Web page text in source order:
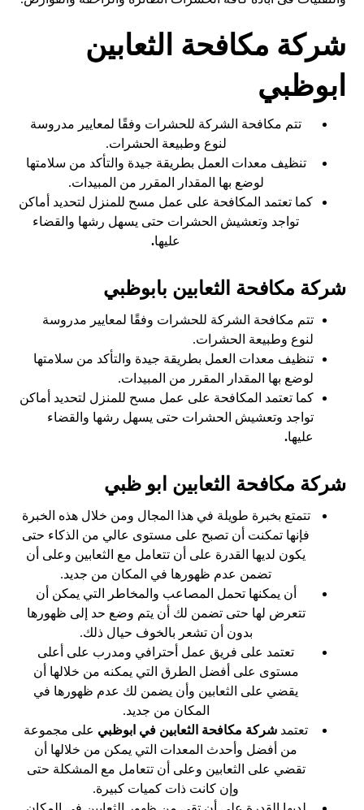
شركة مكافحة الثعابين
ابوظبي
تتم مكافحة الشركة للحشرات وفقًا لمعايير مدروسة
لنوع وطبيعة الحشرات.
تنظيف معدات العمل بطريقة جيدة والتأكد من سلامتها
لوضع بها المقدار المقرر من المبيدات.
كما تعتمد المكافحة على عمل مسح للمنزل لتحديد أماكن
تواجد وتعشيش الحشرات حتى يسهل رشها والقضاء
عليها.
شركة مكافحة الثعابين بابوظبي
تتم مكافحة الشركة للحشرات وفقًا لمعايير مدروسة
لنوع وطبيعة الحشرات.
تنظيف معدات العمل بطريقة جيدة والتأكد من سلامتها
لوضع بها المقدار المقرر من المبيدات.
كما تعتمد المكافحة على عمل مسح للمنزل لتحديد أماكن
تواجد وتعشيش الحشرات حتى يسهل رشها والقضاء
عليها.
شركة مكافحة الثعابين ابو ظبي
تتمتع بخبرة طويلة في هذا المجال ومن خلال هذه الخبرة
فإنها تمكنت أن تصبح على مستوى عالي من الذكاء حتى
يكون لديها القدرة على أن تتعامل مع الثعابين وعلى أن
تضمن عدم ظهورها في المكان من جديد.
أن يمكنها تحمل المصاعب والمخاطر التي يمكن أن
تتعرض لها حتى تضمن لك أن يتم وضع حد إلى ظهورها
بدون أن تشعر بالخوف حيال ذلك.
تعتمد على فريق عمل أحترافي ومدرب على أعلى
مستوى على أفضل الطرق التي يمكنه من خلالها أن
يقضي على الثعابين وأن يضمن لك عدم ظهورها في
المكان من جديد.
تعتمد شركة مكافحة الثعابين في ابوظبي على مجموعة
من أفضل وأحدث المعدات التي يمكن من خلالها أن
تقضي على الثعابين وعلى أن تتعامل مع المشكلة حتى
وإن كانت ذات كميات كبيرة.